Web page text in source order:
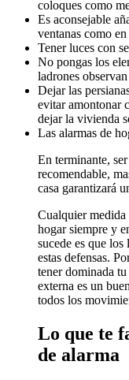
coloques como
Es aconsejable
ventanas como
Tener luces con
No pongas los
ladrones
Dejar las
evitar amontonar
dejar la vivienda
Las alarmas de
En terminante,
recomendable,
casa garantizará
Cualquier medida
hogar siempre y
sucede es que
estas defensas.
tener dominada
externa es un
todos los
Lo que te
de alarma